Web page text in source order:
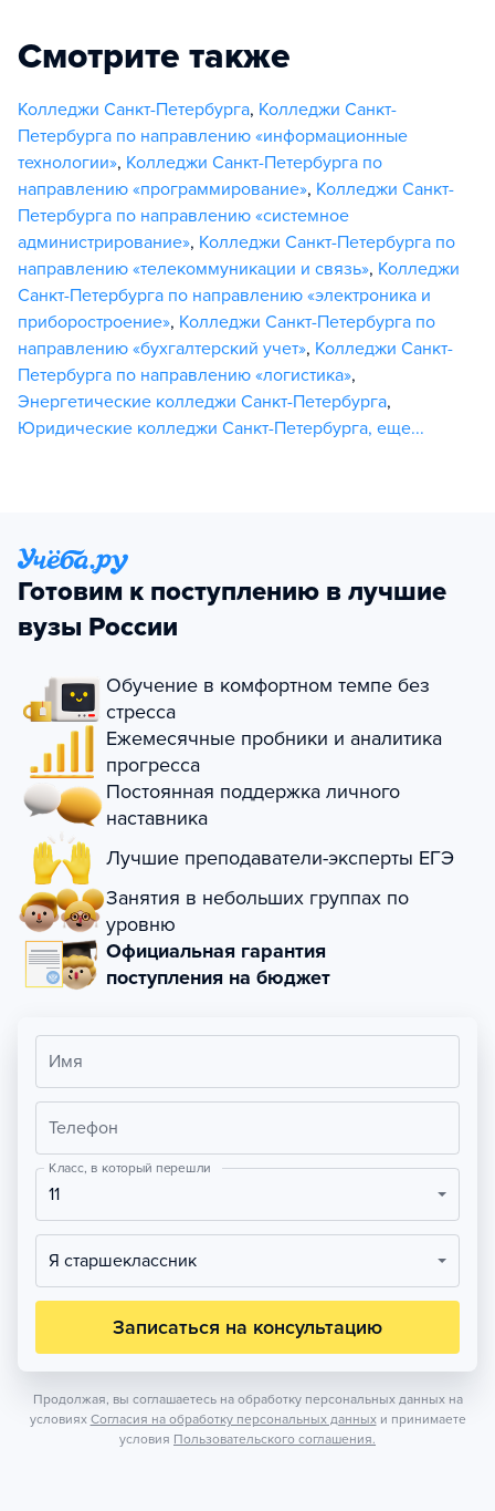
Смотрите также
Колледжи Санкт-Петербурга, Колледжи Санкт-
Петербурга по направлению «информационные
технологии», Колледжи Санкт-Петербурга по
направлению «программирование», Колледжи Санкт-
Петербурга по направлению «системное
администрирование», Колледжи Санкт-Петербурга по
направлению «телекоммуникации и связь», Колледжи
Санкт-Петербурга по направлению «электроника и
приборостроение», Колледжи Санкт-Петербурга по
направлению «бухгалтерский учет», Колледжи Санкт-
Петербурга по направлению «логистика»,
Энергетические колледжи Санкт-Петербурга,
Юридические колледжи Санкт-Петербурга, еще...
Готовим к поступлению в лучшие
вузы России
Обучение в комфортном темпе без
стресса
Ежемесячные пробники и аналитика
прогресса
Постоянная поддержка личного
наставника
Лучшие преподаватели-эксперты ЕГЭ
Занятия в небольших группах по
уровню
Официальная гарантия
поступления на бюджет
Имя
Телефон
Класс, в который перешли
11
Я старшеклассник
Записаться на консультацию
Продолжая, вы соглашаетесь на обработку персональных данных на
условиях Согласия на обработку персональных данных и принимаете
условия Пользовательского соглашения.